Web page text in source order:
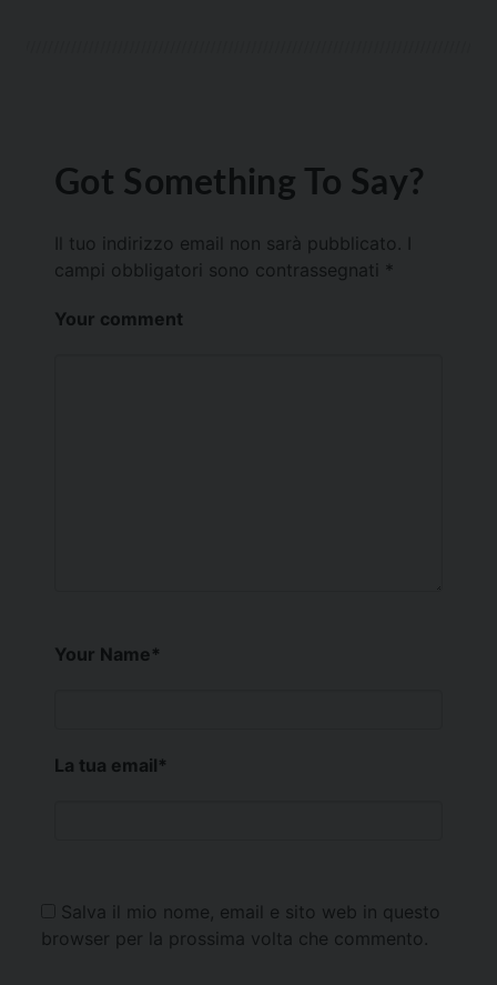
Got Something To Say?
Il tuo indirizzo email non sarà pubblicato.
campi obbligatori sono contrassegnati *
Your comment
Your Name*
La tua email*
Salva il mio nome, email e sito web in questo
browser per la prossima volta che commento.